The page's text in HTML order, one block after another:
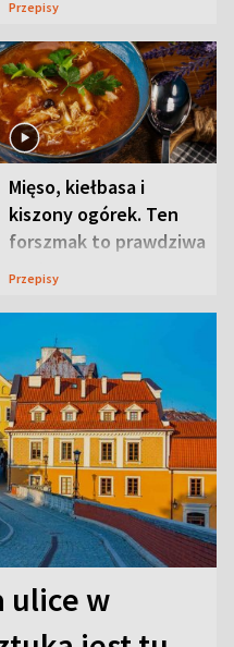
Przepisy
Mięso, kiełbasa i
kiszony ogórek. Ten
forszmak to prawdziwa
uczta
Przepisy
ulice w